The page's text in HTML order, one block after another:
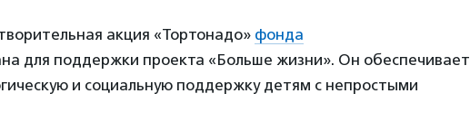
акция «Тортонадо» фонда
для поддержки проекта «Больше жизни». Он обеспечивает
и социальную поддержку детям с непростыми